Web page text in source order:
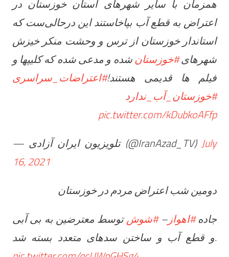
همزمان با سایر شهرهای استان خوزستان در
اعتراض به قطع آب بپاخاستند این درحالی‌ست که
استاندار خوزستان از ترس و وحشت منکر خیزش
شهرهای#خوزستانشده و مدعی شده که کلیپها و
فیلم ها قدیمی هستند!#اعتراضات_سراسری
#خوزستان_آب_ندارد
pic.twitter.com/kDubkoAFfp
— تلویزیون ایران آزادی (@IranAzad_TV)July
16, 2021
دومین شب اعتراض مردم در خوزستان
جاده#اهواز–#شوشتوسط معترضين به بى آبى
و قطع آب و ساختن سدهاى متعدد بسته شد.